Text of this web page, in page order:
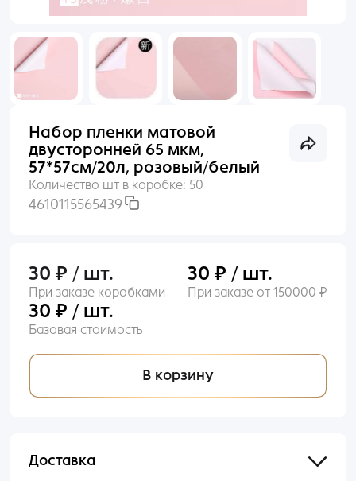
Сухоцветы, Перья
Упаковочные материалы
Выгодное предложение
Набор пленки матовой
двусторонней 65 мкм,
57*57см/20л, розовый/белый
Количество шт в коробке: 50
4610115565439
30 ₽ / шт.
При заказе коробками
30 ₽ / шт.
При заказе от 150000 ₽
30 ₽ / шт.
Базовая стоимость
В корзину
Доставка
Нет аккаунта? Создать